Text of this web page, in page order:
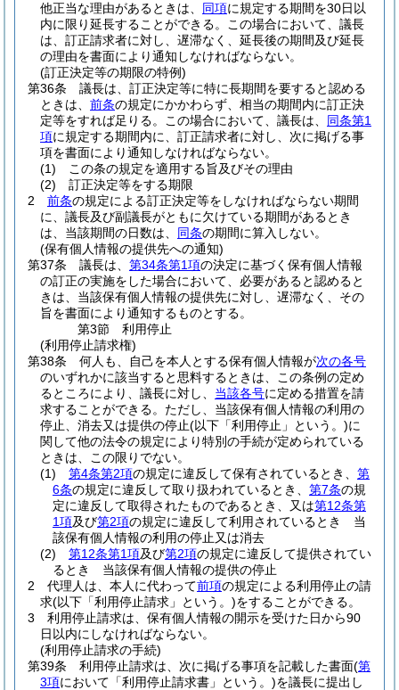
他正当な理由があるときは、 同項に規定する期間を30日以
内に限り延長することができる。
この場合において、議長
は、訂正請求者に対し、遅滞なく、延長後の期間及び延長
の理由を書面により通知しなければならない。
(訂正決定等の期限の特例)
第36条
議長は、訂正決定等に特に長期間を要すると認める
ときは、 前条の規定にかかわらず、相当の期間内に訂正決
定等をすれば足りる。
この場合において、議長は、 同条第1
項に規定する期間内に、訂正請求者に対し、次に掲げる事
項を書面により通知しなければならない。
(1)
この条の規定を適用する旨及びその理由
(2)
訂正決定等をする期限
2
前条の規定による訂正決定等をしなければならない期間
に、議長及び副議長がともに欠けている期間があるとき
は、当該期間の日数は、 同条の期間に算入しない。
(保有個人情報の提供先への通知)
第37条
議長は、 第34条第1項の決定に基づく保有個人情報
の訂正の実施をした場合において、必要があると認めると
きは、当該保有個人情報の提供先に対し、遅滞なく、その
旨を書面により通知するものとする。
第3節
利用停止
(利用停止請求権)
第38条
何人も、自己を本人とする保有個人情報が次の各号
のいずれかに該当すると思料するときは、この条例の定め
るところにより、議長に対し、 当該各号に定める措置を請
求することができる。 ただし、当該保有個人情報の利用の
停止、消去又は提供の停止(以下「利用停止」という。)に
関して他の法令の規定により特別の手続が定められている
ときは、この限りでない。
(1)
第4条第2項の規定に違反して保有されているとき、 第
6条の規定に違反して取り扱われているとき、 第7条の規
定に違反して取得されたものであるとき、又は第12条第
1項及び第2項の規定に違反して利用されているとき 当
該保有個人情報の利用の停止又は消去
(2)
第12条第1項及び第2項の規定に違反して提供されてい
るとき 当該保有個人情報の提供の停止
2
代理人は、本人に代わって前項の規定による利用停止の請
求(以下「利用停止請求」という。)をすることができる。
3
利用停止請求は、保有個人情報の開示を受けた日から90
日以内にしなければならない。
(利用停止請求の手続)
第39条
利用停止請求は、次に掲げる事項を記載した書面(第
3項において「利用停止請求書」という。)を議長に提出し